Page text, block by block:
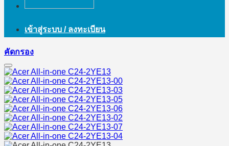
เข้าสู่ระบบ / ลงทะเบียน
คัดกรอง